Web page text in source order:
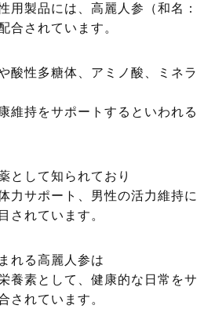
用製品には、高麗人参（和名：
合されています。
酸性多糖体、アミノ酸、ミネラ
維持をサポートするといわれる
として知られており
力サポート、男性の活力維持に
されています。
れる高麗人参は
養素として、健康的な日常をサ
されています。